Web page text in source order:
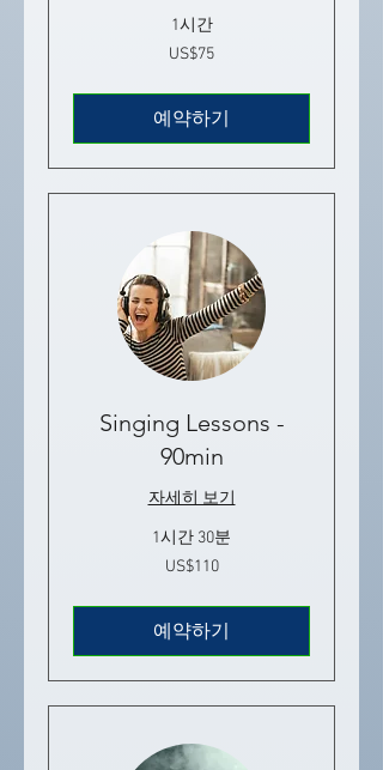
1시간
달
US$75
예약하기
Singing Lessons -
90min
자세히 보기
1시간 30분
달
US$110
예약하기